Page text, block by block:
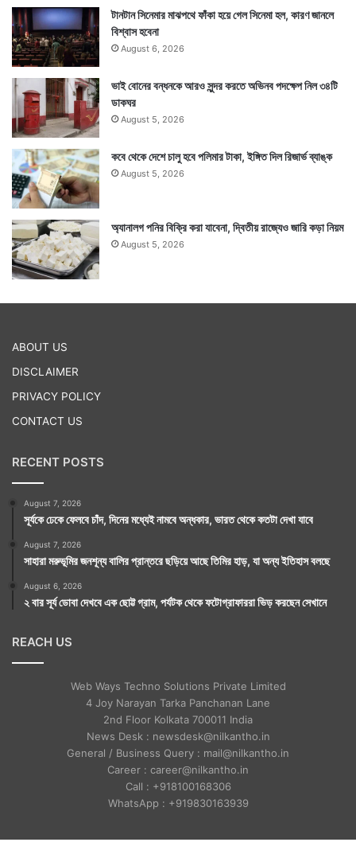
টানটান সিনেমার মাঝপথে ফাঁকা হয়ে গেল সিনেমা হল, কারণ জানলে
বিশ্বাস হবেনা
August 6, 2026
ভাই বোনের বন্ধনকে আরও সুন্দর করতে অভিনব পদক্ষেপ নিল ৩৪টি
ডাকঘর
August 5, 2026
কবে থেকে দেশে চালু হবে পলিমার টাকা, ইঙ্গিত দিল রিজার্ভ ব্যাঙ্ক
August 5, 2026
অ্যানালগ পনির বিক্রি করা যাবেনা, দ্বিতীয় রাজ্যেও জারি কড়া নিয়ম
August 5, 2026
ABOUT US
DISCLAIMER
PRIVACY POLICY
CONTACT US
RECENT POSTS
August 7, 2026
সূর্যকে ঢেকে ফেলবে চাঁদ, দিনের মধ্যেই নামবে অন্ধকার, ভারত থেকে কতটা দেখা যাবে
August 7, 2026
সাহারা মরুভূমির জনশূন্য বালির প্রান্তরে ছড়িয়ে আছে তিমির হাড়, যা অন্য ইতিহাস বলছে
August 6, 2026
২ বার সূর্য ডোবা দেখবে এক ছোট্ট গ্রাম, পর্যটক থেকে ফটোগ্রাফাররা ভিড় করছেন সেখানে
REACH US
Web Ways Techno Solutions Private Limited
4 Joy Narayan Tarka Panchanan Lane
2nd Floor Kolkata 700011 India
News Desk : newsdesk@nilkantho.in
General / Business Query : mail@nilkantho.in
Career : career@nilkantho.in
Call : +918100168306
WhatsApp : +919830163939